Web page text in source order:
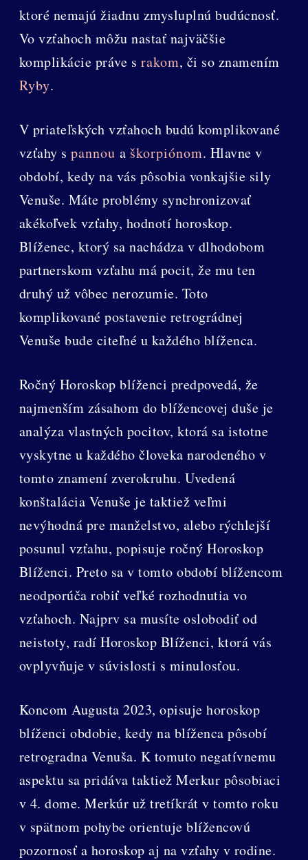
ktoré nemajú žiadnu zmysluplnú budúcnosť.
Vo vzťahoch môžu nastať najväčšie
komplikácie práve s rakom, či so znamením
Ryby.
V priateľských vzťahoch budú komplikované
vzťahy spannou a škorpiónom. Hlavne v
období, kedy na vás pôsobia vonkajšie sily
Venuše. Máte problémy synchronizovať
akékoľvek vzťahy, hodnotí horoskop.
Blíženec, ktorý sa nachádza v dlhodobom
partnerskom vzťahu má pocit, že mu ten
druhý už vôbec nerozumie. Toto
komplikované postavenie retrográdnej
Venuše bude citeľné u každého blíženca.
Ročný Horoskop blíženci predpovedá, že
najmenším zásahom do blížencovej duše je
analýza vlastných pocitov, ktorá sa istotne
vyskytne u každého človeka narodeného v
tomto znamení zverokruhu. Uvedená
konštalácia Venuše je taktiež veľmi
nevýhodná pre manželstvo, alebo rýchlejší
posunul vzťahu, popisuje ročný Horoskop
Blíženci. Preto sa v tomto období blížencom
neodporúča robiť veľké rozhodnutia vo
vzťahoch. Najprv sa musíte oslobodiť od
neistoty, radí Horoskop Blíženci, ktorá vás
ovplyvňuje v súvislosti s minulosťou.
Koncom Augusta 2023, opisuje horoskop
blíženci obdobie, kedy na blíženca pôsobí
retrogradna Venuša. K tomuto negatívnemu
aspektu sa pridáva taktiež Merkur pôsobiaci
v 4. dome. Merkúr už tretíkrát v tomto roku
v spätnom pohybe orientuje blížencovú
pozornosť a horoskop aj na vzťahy v rodine.